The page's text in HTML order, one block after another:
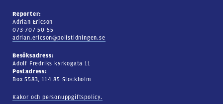
Reporter:
Adrian Ericson
073-707 50 55
adrian.ericson@polistidningen.se
Besöksadress:
Adolf Fredriks kyrkogata 11
Postadress:
Box 5583, 114 85 Stockholm
Kakor och personuppgiftspolicy.